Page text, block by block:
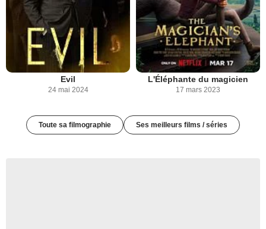
Evil
24 mai 2024
L'Éléphante du magicien
17 mars 2023
Toute sa filmographie Ses meilleurs films / séries